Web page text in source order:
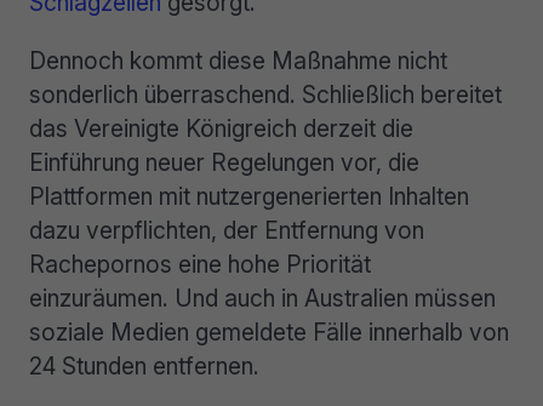
Dennoch kommt diese Maßnahme nicht
sonderlich überraschend. Schließlich bereitet
das Vereinigte Königreich derzeit die
Einführung neuer Regelungen vor, die
Plattformen mit nutzergenerierten Inhalten
dazu verpflichten, der Entfernung von
Rachepornos eine hohe Priorität
einzuräumen. Und auch in Australien müssen
soziale Medien gemeldete Fälle innerhalb von
24 Stunden entfernen.